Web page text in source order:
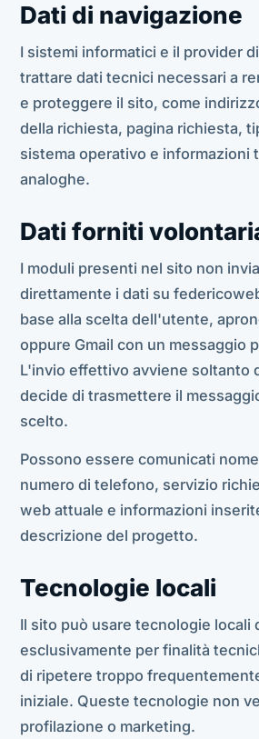
Dati di navigazione
I sistemi informatici e il provider
trattare dati tecnici necessari a
e proteggere il sito, come
della richiesta, pagina richiesta,
sistema operativo e informazioni
analoghe.
Dati forniti
I moduli presenti nel sito non
direttamente i dati su
base alla scelta dell'utente,
oppure Gmail con un messaggio
L'invio effettivo avviene soltanto
decide di trasmettere il
scelto.
Possono essere comunicati
numero di telefono, servizio
web attuale e informazioni
descrizione del progetto.
Tecnologie locali
Il sito può usare tecnologie locali
esclusivamente per finalità
di ripetere troppo
iniziale. Queste tecnologie non
profilazione o marketing.